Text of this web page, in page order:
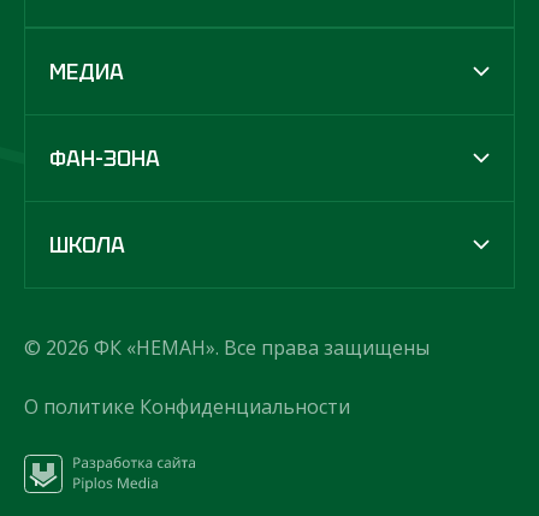
МЕДИА
ФАН-ЗОНА
ШКОЛА
© 2026 ФК «НЕМАН». Все права защищены
О политике Конфиденциальности